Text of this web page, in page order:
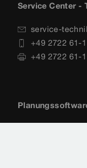
Service Center -
service-
+49 2722 61-
+49 2722 61-